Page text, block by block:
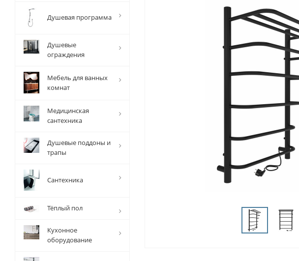
Душевая программа
Душевые
ограждения
Мебель для ванных
комнат
Медицинская
сантехника
Душевые поддоны и
трапы
Сантехника
Тёплый пол
Кухонное
оборудование